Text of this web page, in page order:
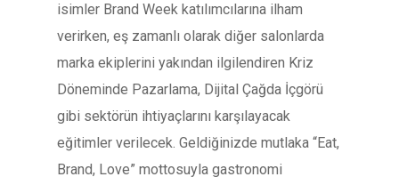
isimler Brand Week katılımcılarına ilham
verirken, eş zamanlı olarak diğer salonlarda
marka ekiplerini yakından ilgilendiren Kriz
Döneminde Pazarlama, Dijital Çağda İçgörü
gibi sektörün ihtiyaçlarını karşılayacak
eğitimler verilecek. Geldiğinizde mutlaka “Eat,
Brand, Love” mottosuyla gastronomi